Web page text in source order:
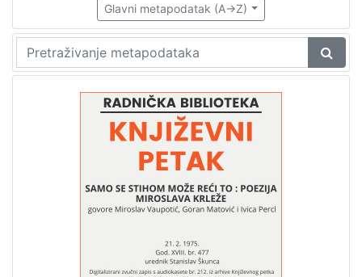
cjelina
Digitalizirana zagrebačka baština
Glasovi Književnog petka
Glavni metapodatak (A->Z)